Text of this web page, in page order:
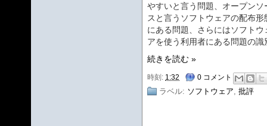
やすいと言う問題、オープンソ
スと言うソフトウェアの配布形
にある問題、さらにはソフトウ
アを使う利用者にある問題の
続きを読む »
時刻: 1:32 0 コメント
ラベル: ソフトウェア, 批評